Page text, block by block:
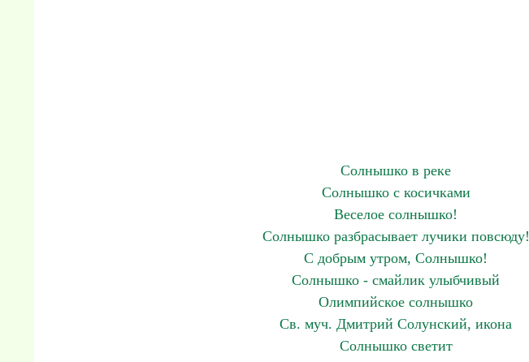
Солнышко в реке
Солнышко с косичками
Веселое солнышко!
Солнышко разбрасывает лучики повсюду!
С добрым утром, Солнышко!
Солнышко - смайлик улыбчивый
Олимпийское солнышко
Св. муч. Дмитрий Солунский, икона
Солнышко светит